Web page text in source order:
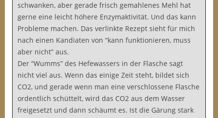
schwanken, aber gerade frisch gemahlenes Mehl hat
gerne eine leicht höhere Enzymaktivität. Und das kann
Probleme machen. Das verlinkte Rezept sieht für mich
nach einen Kandiaten von “kann funktionieren, muss
aber nicht” aus.
Der “Wumms” des Hefewassers in der Flasche sagt
nicht viel aus. Wenn das einige Zeit steht, bildet sich
CO2, und gerade wenn man eine verschlossene Flasche
ordentlich schüttelt, wird das CO2 aus dem Wasser
freigesetzt und dann schäumt es. Ist die Gärung stark